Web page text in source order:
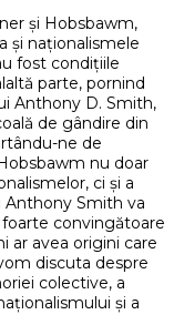
și Hobsbawm,
și naționalismele
fost condițiile
parte, pornind
Anthony D. Smith,
de gândire din
ne de
nu doar
ci și a
Anthony Smith va
convingătoare
ar avea origini care
discuta despre
colective, a
și a